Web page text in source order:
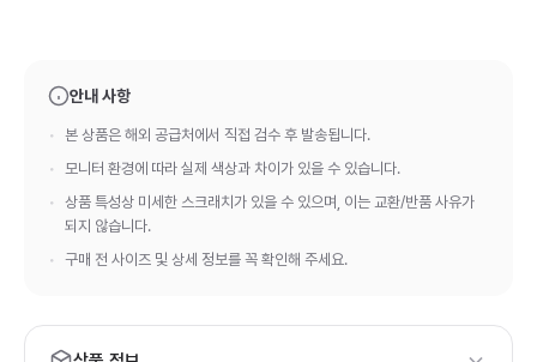
안내 사항
본 상품은 해외 공급처에서 직접 검수 후 발송됩니다.
모니터 환경에 따라 실제 색상과 차이가 있을 수 있습니다.
상품 특성상 미세한 스크래치가 있을 수 있으며, 이는 교환/반품 사유가
되지 않습니다.
구매 전 사이즈 및 상세 정보를 꼭 확인해 주세요.